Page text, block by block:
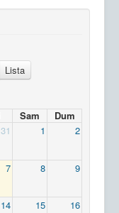
Lista
Sam
Dum
31 1 2
7 8 9
14 15 16